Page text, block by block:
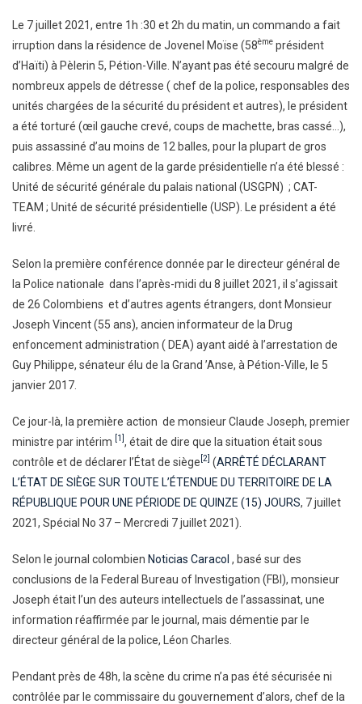
Le 7 juillet 2021, entre 1h :30 et 2h du matin, un commando a fait
irruption dans la résidence de Jovenel Moïse (58ème président
d’Haïti) à Pèlerin 5, Pétion-Ville. N’ayant pas été secouru malgré de
nombreux appels de détresse ( chef de la police, responsables des
unités chargées de la sécurité du président et autres), le président
a été torturé (œil gauche crevé, coups de machette, bras cassé…),
puis assassiné d’au moins de 12 balles, pour la plupart de gros
calibres. Même un agent de la garde présidentielle n’a été blessé :
Unité de sécurité générale du palais national (USGPN) ; CAT-
TEAM ; Unité de sécurité présidentielle (USP). Le président a été
livré.
Selon la première conférence donnée par le directeur général de
la Police nationale dans l’après-midi du 8 juillet 2021, il s’agissait
de 26 Colombiens et d’autres agents étrangers, dont Monsieur
Joseph Vincent (55 ans), ancien informateur de la Drug
enfoncement administration ( DEA) ayant aidé à l’arrestation de
Guy Philippe, sénateur élu de la Grand ’Anse, à Pétion-Ville, le 5
janvier 2017.
Ce jour-là, la première action de monsieur Claude Joseph, premier
ministre par intérim
[1] , était de dire que la situation était sous
contrôle et de déclarer l’État de siège [2] (ARRÊTÉ DÉCLARANT
L’ÉTAT DE SIÈGE SUR TOUTE L’ÉTENDUE DU TERRITOIRE DE LA
RÉPUBLIQUE POUR UNE PÉRIODE DE QUINZE (15) JOURS, 7 juillet
2021, Spécial No 37 – Mercredi 7 juillet 2021).
Selon le journal colombien Noticias Caracol , basé sur des
conclusions de la Federal Bureau of Investigation (FBI), monsieur
Joseph était l’un des auteurs intellectuels de l’assassinat, une
information réaffirmée par le journal, mais démentie par le
directeur général de la police, Léon Charles.
Pendant près de 48h, la scène du crime n’a pas été sécurisée ni
contrôlée par le commissaire du gouvernement d’alors, chef de la